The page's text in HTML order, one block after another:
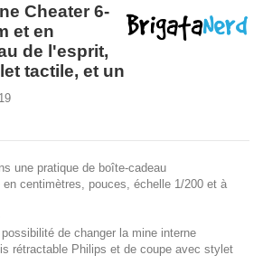
Cheater 6-
et en
de l'esprit,
tactile, et un
une pratique de boîte-cadeau
en centimètres, pouces, échelle 1/200 et à
de changer la mine interne
rétractable Philips et de coupe avec stylet